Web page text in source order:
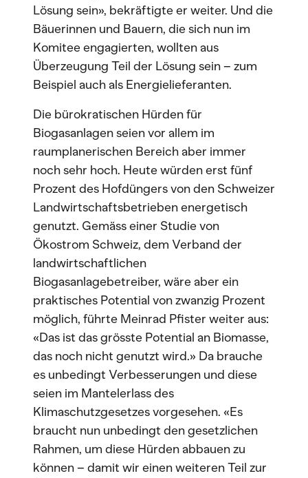
Lösung sein», bekräftigte er weiter. Und die
Bäuerinnen und Bauern, die sich nun im
Komitee engagierten, wollten aus
Überzeugung Teil der Lösung sein – zum
Beispiel auch als Energielieferanten.
Die bürokratischen Hürden für
Biogasanlagen seien vor allem im
raumplanerischen Bereich aber immer
noch sehr hoch. Heute würden erst fünf
Prozent des Hofdüngers von den Schweizer
Landwirtschaftsbetrieben energetisch
genutzt. Gemäss einer Studie von
Ökostrom Schweiz, dem Verband der
landwirtschaftlichen
Biogasanlagebetreiber, wäre aber ein
praktisches Potential von zwanzig Prozent
möglich, führte Meinrad Pfister weiter aus:
«Das ist das grösste Potential an Biomasse,
das noch nicht genutzt wird.» Da brauche
es unbedingt Verbesserungen und diese
seien im Mantelerlass des
Klimaschutzgesetzes vorgesehen. «Es
braucht nun unbedingt den gesetzlichen
Rahmen, um diese Hürden abbauen zu
können – damit wir einen weiteren Teil zur